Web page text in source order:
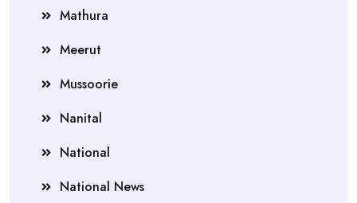
Mathura
Meerut
Mussoorie
Nanital
National
National News